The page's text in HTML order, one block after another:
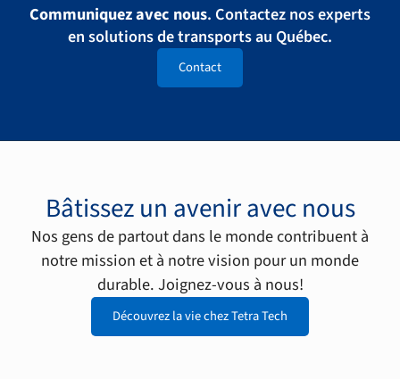
Communiquez avec nous. Contactez nos experts
en solutions de transports au Québec.
Contact
Bâtissez un avenir avec nous
Nos gens de partout dans le monde contribuent à
notre mission et à notre vision pour un monde
durable. Joignez-vous à nous!
Découvrez la vie chez Tetra Tech